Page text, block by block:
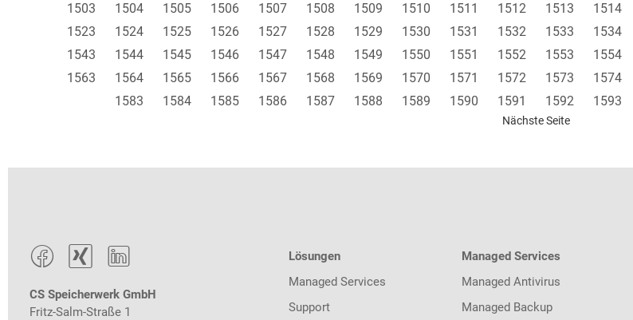
1503
1504 1505 1506 1507 1508 1509 1510 1511 1512 1513 1514
1523
1524 1525 1526 1527 1528 1529 1530 1531 1532 1533 1534
1543
1544 1545 1546 1547 1548 1549 1550 1551 1552 1553 1554
1563
1564 1565 1566 1567 1568 1569 1570 1571 1572 1573 1574
1583
1584 1585 1586 1587 1588 1589 1590 1591 1592 1593
Nächste Seite
  
CS Speicherwerk GmbH
Fritz-Salm-Straße 1
Lösungen
Managed Services
Support
Managed Services
Managed Antivirus
Managed Backup